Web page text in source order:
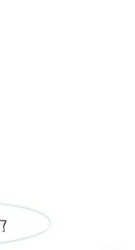
ag凯发k8国际的产品展示